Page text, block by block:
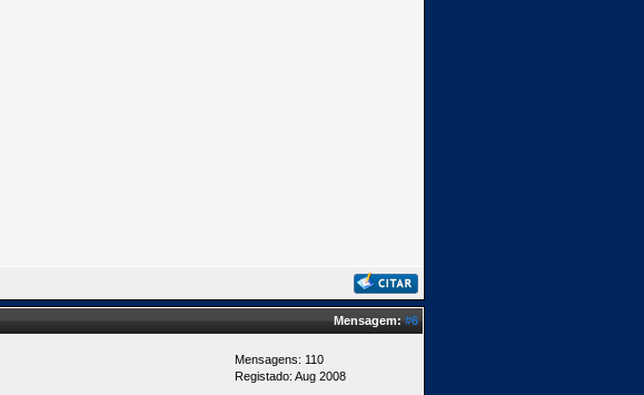
Mensagem:#6
Mensagens: 110
Registado: Aug 2008